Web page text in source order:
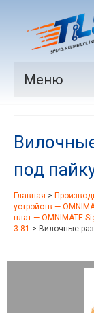
Меню
Рынки
Новости
Контакты
под
Главная >
устройств —
плат — OMNIMATE
3.81 > Вилочные